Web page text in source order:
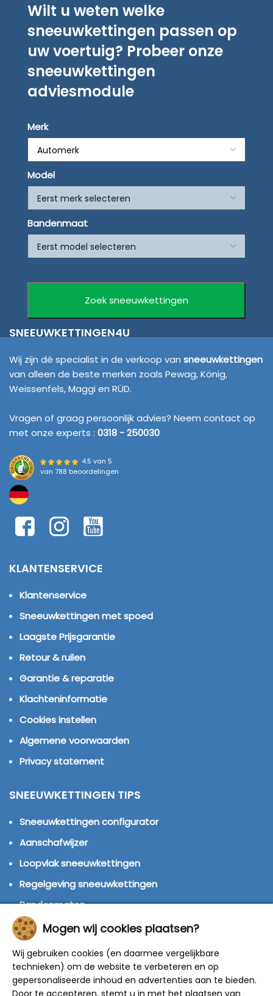
Wilt u weten welke
sneeuwkettingen passen op
uw voertuig? Probeer onze
sneeuwkettingen
adviesmodule
Merk
Model
Bandenmaat
SNEEUWKETTINGEN4U
Wij zijn dé specialist in de verkoop van sneeuwkettingen
van alleen de beste merken zoals Pewag, König,
Weissenfels, Maggi en RÜD.
Vragen of graag persoonlijk advies? Neem contact op
met onze experts : 0318 - 250030
4.5 van 5
van 788 beoordelingen
KLANTENSERVICE
Klantenservice
Sneeuwkettingen met spoed
Laagste Prijsgarantie
Retour & ruilen
Garantie & reparatie
Klachteninformatie
Cookies instellen
Algemene voorwaarden
Privacy statement
SNEEUWKETTINGEN TIPS
Sneeuwkettingen configurator
Aanschafwijzer
Loopvlak sneeuwkettingen
Regelgeving sneeuwkettingen
Bandenmaten
Montage handleidingen
Winterbanden
Mogen wij cookies plaatsen?
Wij gebruiken cookies (en daarmee vergelijkbare
technieken) om de website te verbeteren en op
gepersonaliseerde inhoud en advertenties aan te bieden.
Door te accepteren, stemt u in met het plaatsen van